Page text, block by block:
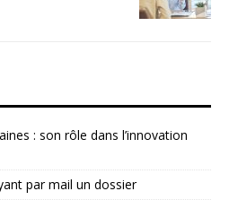
: son rôle dans l’innovation
par mail un dossier